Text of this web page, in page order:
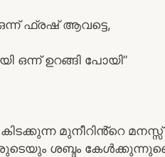
ഫ്രഷ് ആവട്ടെ,
ഒന്ന് ഉറങ്ങി പോയി”
മുനീറിൻ്റെ
ശബ്ദം